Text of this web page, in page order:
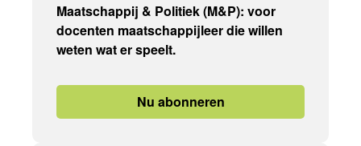
Maatschappij & Politiek (M&P): voor
docenten maatschappijleer die willen
weten wat er speelt.
Nu abonneren